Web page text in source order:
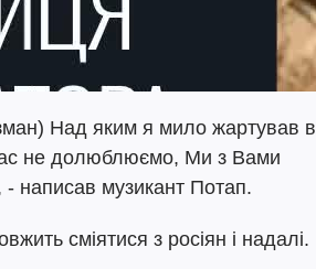
Над яким я мило жартував в
не долюблюємо, Ми з Вами
написав музикант Потап.
сміятися з росіян і надалі.